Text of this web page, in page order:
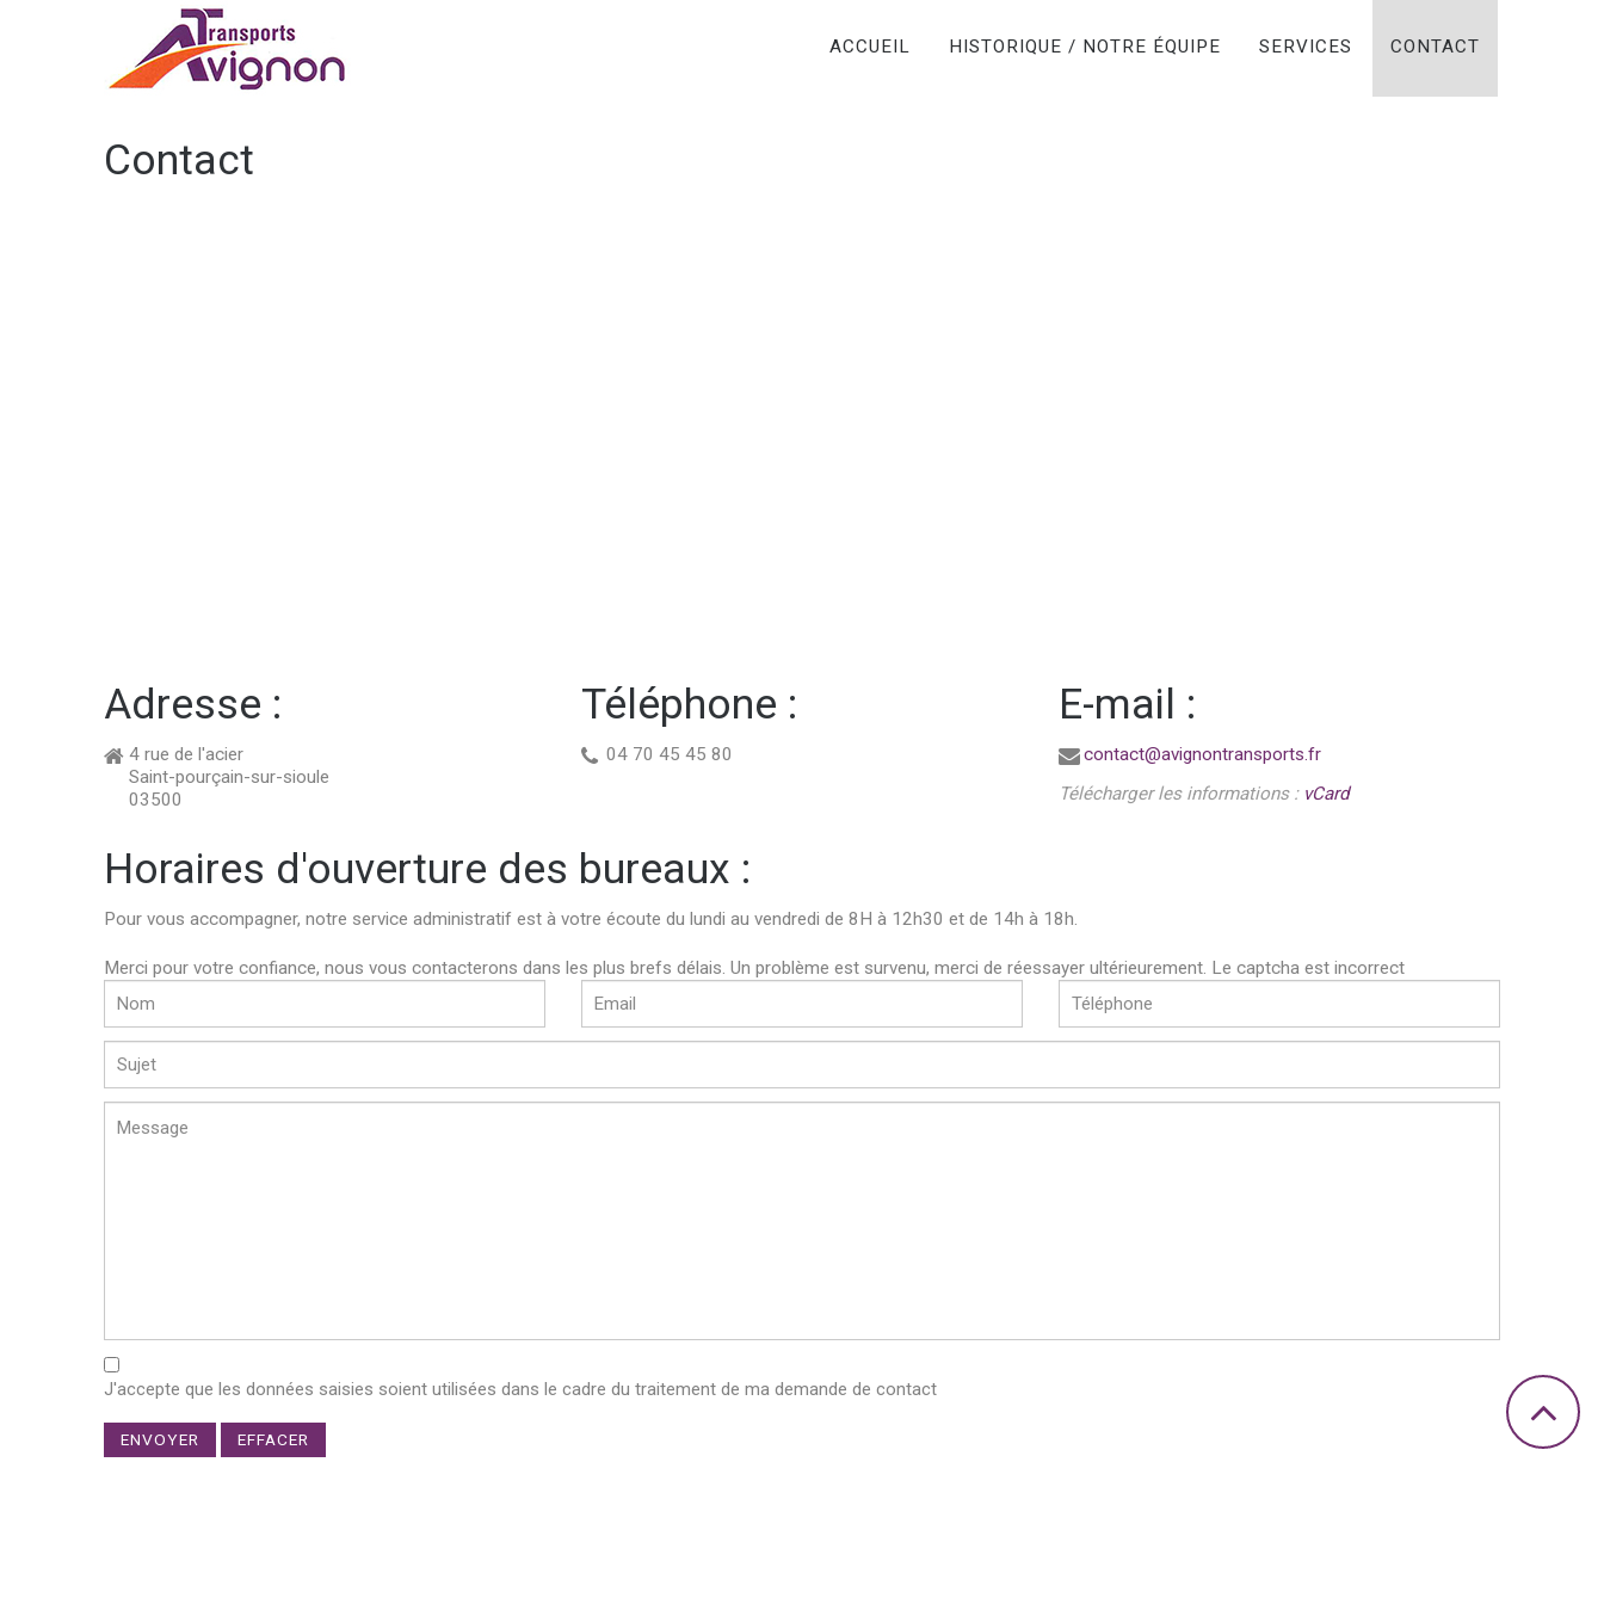
ACCUEIL HISTORIQUE / NOTRE ÉQUIPE SERVICES CONTACT
Contact
Adresse :
4 rue de l'acier
Saint-pourçain-sur-sioule
03500
Téléphone :
04 70 45 45 80
E-mail :
contact@avignontransports.fr
Télécharger les informations : vCard
Horaires d'ouverture des bureaux :
Pour vous accompagner, notre service administratif est à votre écoute du lundi au vendredi de 8H à 12h30 et de 14h à 18h.
Merci pour votre confiance, nous vous contacterons dans les plus brefs délais. Un problème est survenu, merci de réessayer ultérieurement. Le captcha est incorrect
J'accepte que les données saisies soient utilisées dans le cadre du traitement de ma demande de contact
ENVOYER EFFACER